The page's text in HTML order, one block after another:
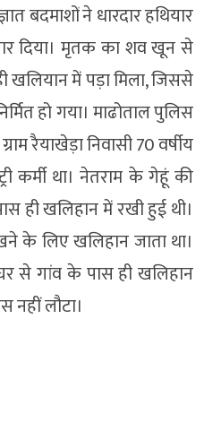
बदमाशों ने धारदार हथियार
दिया। मृतक का शव खून से
में पड़ा मिला, जिससे
हो गया। माढोताल पुलिस
रैयाखेड़ा निवासी 70 वर्षीय
कर्मी था। नेतराम के गेहूं की
ही खलिहान में रखी हुई थी।
के लिए खलिहान जाता था।
से गांव के पास ही खलिहान
नहीं लौटा।